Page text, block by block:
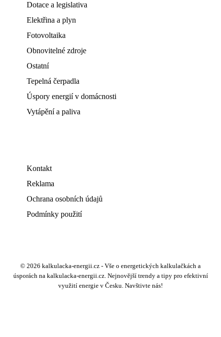
Dotace a legislativa
Elektřina a plyn
Fotovoltaika
Obnovitelné zdroje
Ostatní
Tepelná čerpadla
Úspory energií v domácnosti
Vytápění a paliva
Kontakt
Reklama
Ochrana osobních údajů
Podmínky použití
© 2026 kalkulacka-energii.cz - Vše o energetických kalkulačkách a
úsporách na kalkulacka-energii.cz. Nejnovější trendy a tipy pro efektivní
využití energie v Česku. Navštivte nás!